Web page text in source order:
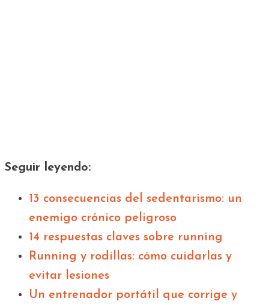
Seguir leyendo:
13 consecuencias del sedentarismo: un
enemigo crónico peligroso
14 respuestas claves sobre running
Running y rodillas: cómo cuidarlas y
evitar lesiones
Un entrenador portátil que corrige y